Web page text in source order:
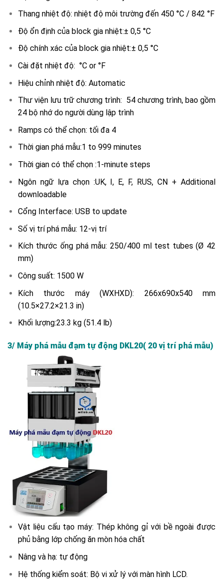
Thang nhiệt độ: nhiệt độ môi trường đến 450 °C / 842 °F
Độ ổn định của block gia nhiệt:± 0,5 °C
Độ chính xác của block gia nhiệt:± 0,5 °C
Cài đặt nhiệt độ: °C or °F
Hiệu chỉnh nhiệt độ: Automatic
Thư viện lưu trữ chương trình: 54 chương trình, bao gồm
24 bộ nhớ do người dùng lập trình
Ramps có thể chọn: tối đa 4
Thời gian phá mẫu:1 to 999 minutes
Thời gian có thể chọn :1-minute steps
Ngôn ngữ lựa chọn :UK, I, E, F, RUS, CN + Additional
downloadable
Cổng Interface: USB to update
Số vị trí phá mẫu: 12-vị trí
Kích thước ống phá mẫu: 250/400 ml test tubes (Ø 42
mm)
Công suất: 1500 W
Kích thước máy (WXHXD): 266x690x540 mm
(10.5×27.2×21.3 in)
Khối lượng:23.3 kg (51.4 lb)
3/ Máy phá mẫu đạm tự động DKL20( 20 vị trí phá mẫu)
Vật liệu cấu tạo máy: Thép không gỉ với bề ngoài được
phủ bằng lớp chống ăn mòn hóa chất
Nâng và hạ: tự động
Hệ thống kiểm soát: Bộ vi xử lý với màn hình LCD.